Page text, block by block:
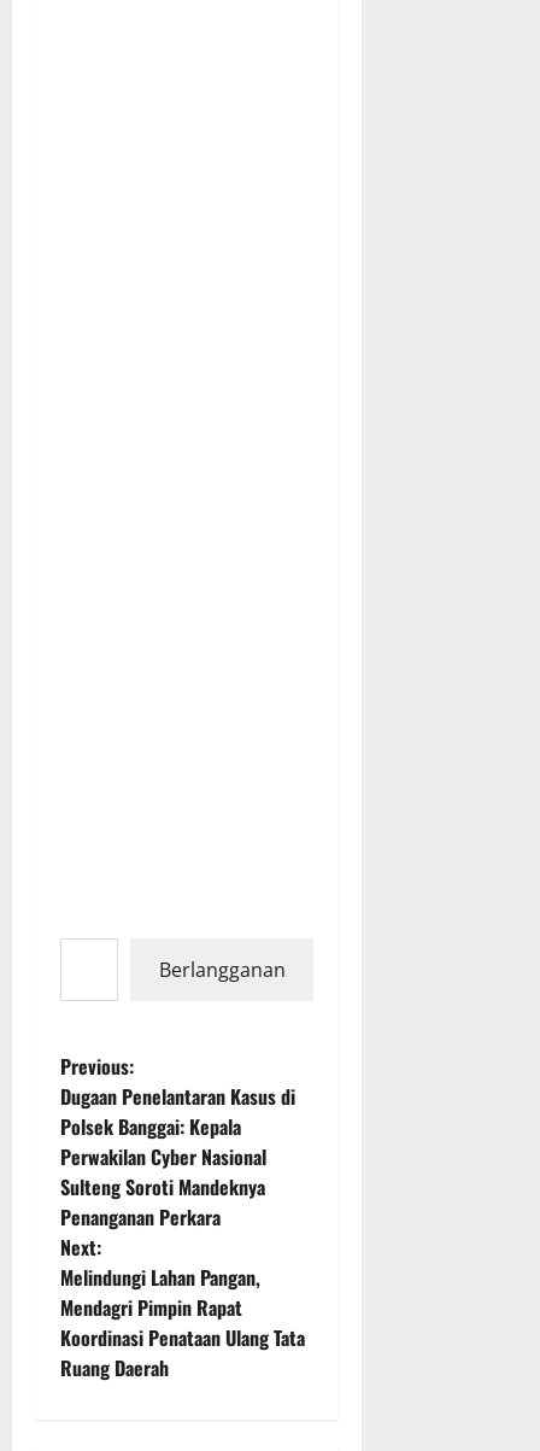
Ketikkan email Anda...
Berlangganan
P
o
s
t
n
a
v
Previous:
Dugaan Penelantaran Kasus di
Polsek Banggai: Kepala
Perwakilan Cyber Nasional
Sulteng Soroti Mandeknya
Penanganan Perkara
Next:
Melindungi Lahan Pangan,
Mendagri Pimpin Rapat
Koordinasi Penataan Ulang Tata
Ruang Daerah